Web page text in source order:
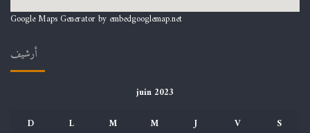
Google Maps Generator by embedgooglemap.net
أرشيف
juin 2023
D
L M M J V
S